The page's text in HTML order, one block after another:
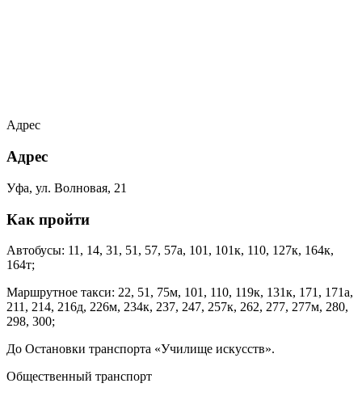
Адрес
Адрес
Уфа, ул. Волновая, 21
Как пройти
Автобусы: 11, 14, 31, 51, 57, 57а, 101, 101к, 110, 127к, 164к,
164т;
Маршрутное такси: 22, 51, 75м, 101, 110, 119к, 131к, 171, 171а,
211, 214, 216д, 226м, 234к, 237, 247, 257к, 262, 277, 277м, 280,
298, 300;
До Остановки транспорта «Училище искусств».
Общественный транспорт